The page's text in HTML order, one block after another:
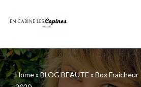
contenu
Home»BLOG BEAUTE » Box